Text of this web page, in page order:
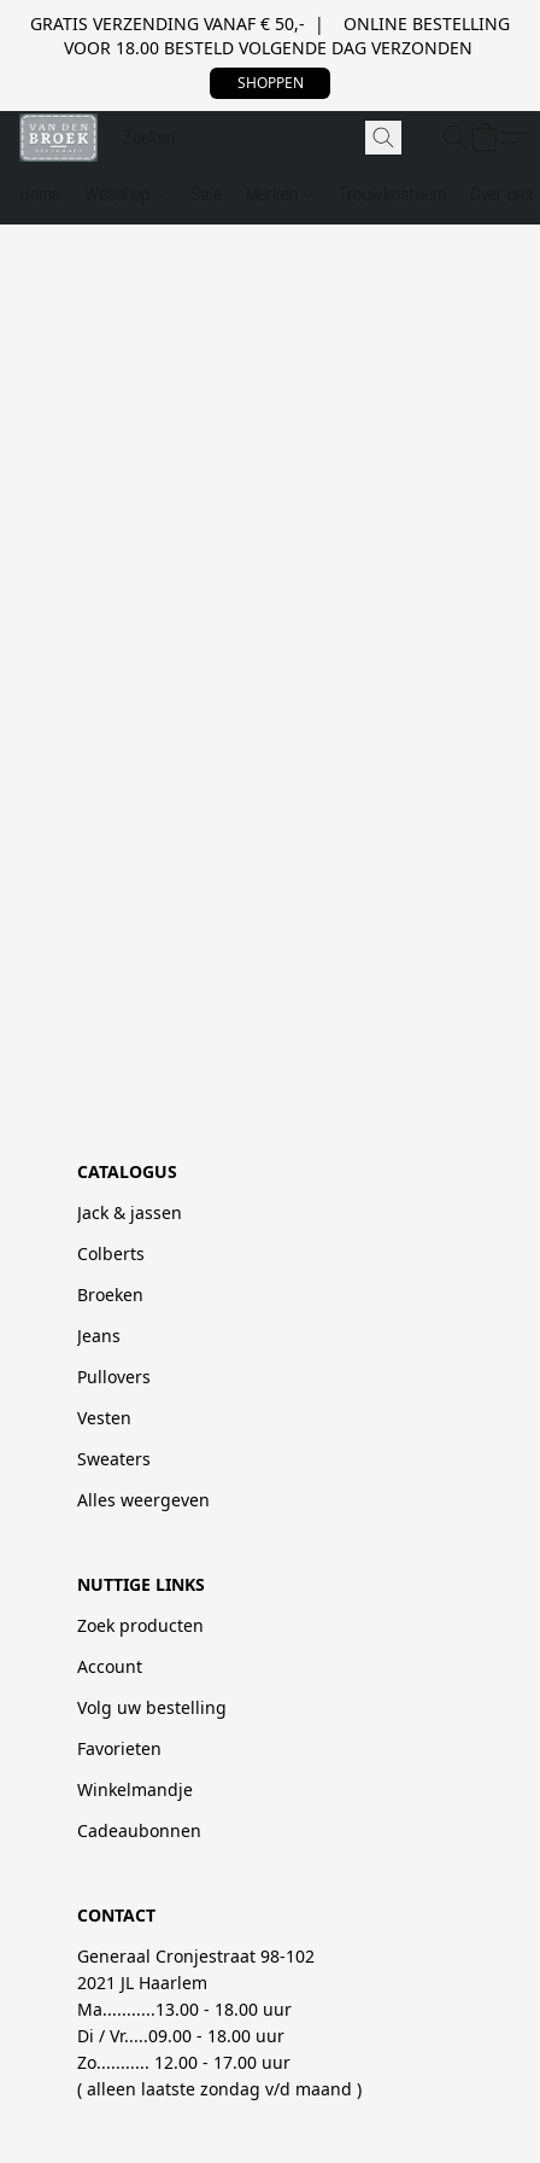
GRATIS VERZENDING VANAF € 50,- | ONLINE BESTELLING
VOOR 18.00 BESTELD VOLGENDE DAG VERZONDEN
SHOPPEN
CATALOGUS
Jack & jassen
Colberts
Broeken
Jeans
Pullovers
Vesten
Sweaters
Alles weergeven
NUTTIGE LINKS
Zoek producten
Account
Volg uw bestelling
Favorieten
Winkelmandje
Cadeaubonnen
CONTACT
Generaal Cronjestraat 98-102
2021 JL Haarlem
Ma...........13.00 - 18.00 uur
Di / Vr.....09.00 - 18.00 uur
Zo........... 12.00 - 17.00 uur
( alleen laatste zondag v/d maand )